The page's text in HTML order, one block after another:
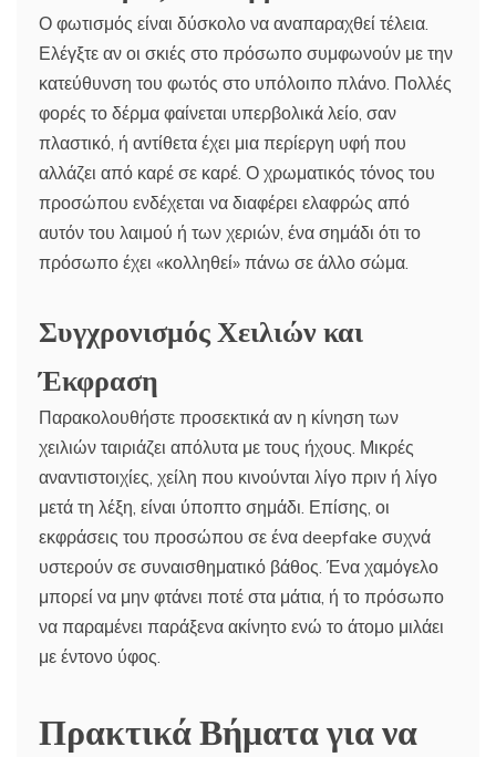
Ο φωτισμός είναι δύσκολο να αναπαραχθεί τέλεια.
Ελέγξτε αν οι σκιές στο πρόσωπο συμφωνούν με την
κατεύθυνση του φωτός στο υπόλοιπο πλάνο. Πολλές
φορές το δέρμα φαίνεται υπερβολικά λείο, σαν
πλαστικό, ή αντίθετα έχει μια περίεργη υφή που
αλλάζει από καρέ σε καρέ. Ο χρωματικός τόνος του
προσώπου ενδέχεται να διαφέρει ελαφρώς από
αυτόν του λαιμού ή των χεριών, ένα σημάδι ότι το
πρόσωπο έχει «κολληθεί» πάνω σε άλλο σώμα.
Συγχρονισμός Χειλιών και
Έκφραση
Παρακολουθήστε προσεκτικά αν η κίνηση των
χειλιών ταιριάζει απόλυτα με τους ήχους. Μικρές
αναντιστοιχίες, χείλη που κινούνται λίγο πριν ή λίγο
μετά τη λέξη, είναι ύποπτο σημάδι. Επίσης, οι
εκφράσεις του προσώπου σε ένα deepfake συχνά
υστερούν σε συναισθηματικό βάθος. Ένα χαμόγελο
μπορεί να μην φτάνει ποτέ στα μάτια, ή το πρόσωπο
να παραμένει παράξενα ακίνητο ενώ το άτομο μιλάει
με έντονο ύφος.
Πρακτικά Βήματα για να